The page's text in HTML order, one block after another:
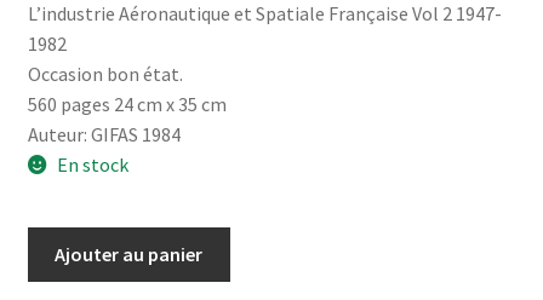
L’industrie Aéronautique et Spatiale Française Vol 2 1947-
1982
Occasion bon état.
560 pages 24 cm x 35 cm
Auteur: GIFAS 1984
En stock
Ajouter au panier